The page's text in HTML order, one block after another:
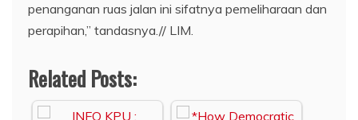
penanganan ruas jalan ini sifatnya pemeliharaan dan
perapihan,” tandasnya.// LIM.
Related Posts: